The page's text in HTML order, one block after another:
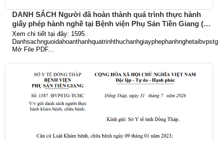
DANH SÁCH Người đã hoàn thành quá trình thực hành
giấy phép hành nghề tại Bệnh viện Phụ Sản Tiền Giang (Từ
ngày 01/6/2026 đến 31/7/2026)
Xem chi tiết tại đây: 1595.
Mở File PDF...